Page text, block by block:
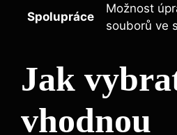
Spolupráce
Možnost
souborů ve
Jak
⁢vhodnou